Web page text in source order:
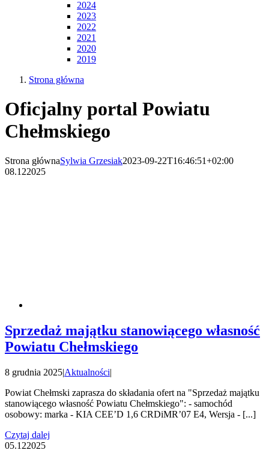
2024
2023
2022
2021
2020
2019
Strona główna
Oficjalny portal Powiatu
Chełmskiego
Strona głównaSylwia Grzesiak2023-09-22T16:46:51+02:00
08.122025
Sprzedaż majątku stanowiącego własność
Powiatu Chełmskiego
8 grudnia 2025|Aktualności|
Powiat Chełmski zaprasza do składania ofert na "Sprzedaż majątku
stanowiącego własność Powiatu Chełmskiego": - samochód
osobowy: marka - KIA CEE’D 1,6 CRDiMR’07 E4, Wersja - [...]
Czytaj dalej
05.122025